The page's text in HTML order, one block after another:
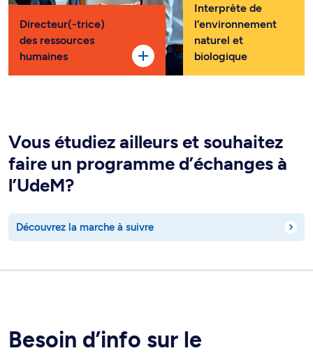
Directeur(-trice)
des ressources
humaines
Interprète de
l’environnement
naturel et
biologique
Vous étudiez ailleurs et souhaitez
faire un programme d’échanges à
l’UdeM?
Découvrez la marche à suivre
Besoin d’info sur le